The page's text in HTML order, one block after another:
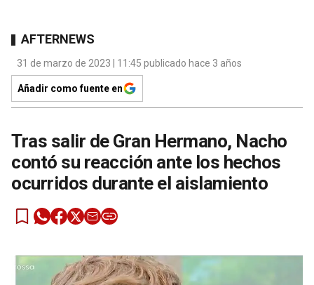
AFTERNEWS
31 de marzo de 2023 | 11:45 publicado hace 3 años
Añadir como fuente en
Tras salir de Gran Hermano, Nacho
contó su reacción ante los hechos
ocurridos durante el aislamiento